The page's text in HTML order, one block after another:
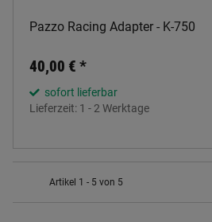
Pazzo Racing Adapter - K-750
40,00 € *
sofort lieferbar
Lieferzeit: 1 - 2 Werktage
Artikel 1 - 5 von 5